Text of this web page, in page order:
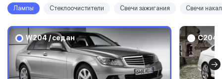
Лампы Стеклоочистители Свечи зажигания Свечи
W204 / седан C204 /